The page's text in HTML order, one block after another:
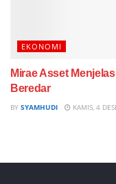
EKONOMI
Mirae Asset
Beredar
BY SYAMHUDI KAMIS, 4